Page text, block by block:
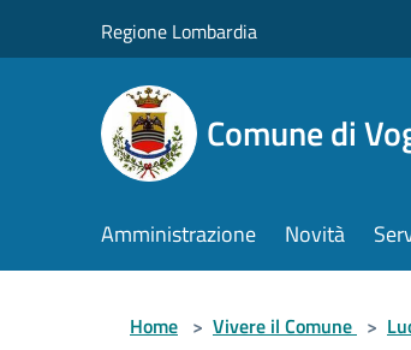
Regione Lombardia
Comune di
Amministrazione Novità
Home > Vivere il Comune >